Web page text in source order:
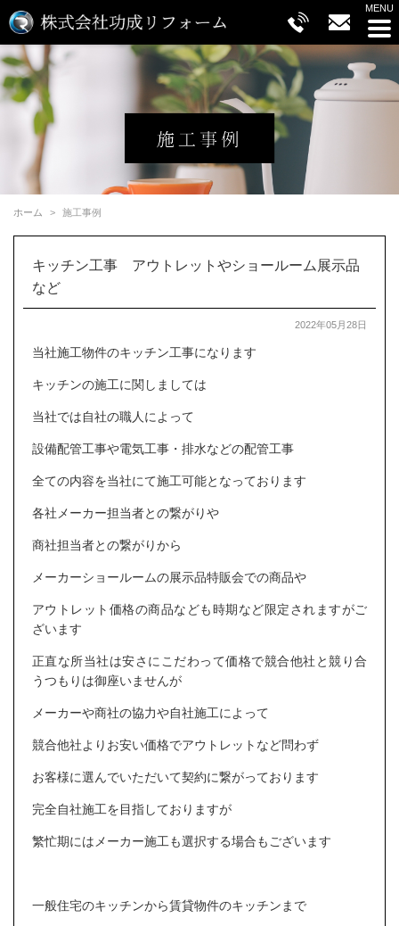
ホーム 施工事例
キッチン工事 アウトレットやショールーム展示品
など
2022年05月28日
当社施工物件のキッチン工事になります
キッチンの施工に関しましては
当社では自社の職人によって
設備配管工事や電気工事・排水などの配管工事
全ての内容を当社にて施工可能となっております
各社メーカー担当者との繋がりや
商社担当者との繋がりから
メーカーショールームの展示品特販会での商品や
アウトレット価格の商品なども時期など限定されますがご
ざいます
正直な所当社は安さにこだわって価格で競合他社と競り合
うつもりは御座いませんが
メーカーや商社の協力や自社施工によって
競合他社よりお安い価格でアウトレットなど問わず
お客様に選んでいただいて契約に繋がっております
完全自社施工を目指しておりますが
繁忙期にはメーカー施工も選択する場合もございます
一般住宅のキッチンから賃貸物件のキッチンまで